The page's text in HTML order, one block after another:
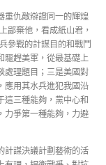
重仇敵辯證同一的輝煌
鄙棄他，看成紙山君，
參戰的計謀目的和戰鬥
驅趕美軍，從最基礎上
處理題目；三是美國對
應用其水兵進犯我國沿
這三種能夠，黨中心和
力爭第一種能夠，力避
計謀決議計劃藝術的活